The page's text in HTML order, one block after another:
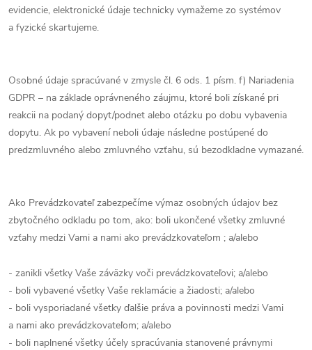
evidencie, elektronické údaje technicky vymažeme zo systémov
a fyzické skartujeme.
Osobné údaje spracúvané v zmysle čl. 6 ods. 1 písm. f) Nariadenia
GDPR – na základe oprávneného záujmu, ktoré boli získané pri
reakcii na podaný dopyt/podnet alebo otázku po dobu vybavenia
dopytu. Ak po vybavení neboli údaje následne postúpené do
predzmluvného alebo zmluvného vzťahu, sú bezodkladne vymazané.
Ako Prevádzkovateľ zabezpečíme výmaz osobných údajov bez
zbytočného odkladu po tom, ako: boli ukončené všetky zmluvné
vzťahy medzi Vami a nami ako prevádzkovateľom ; a/alebo
- zanikli všetky Vaše záväzky voči prevádzkovateľovi; a/alebo
- boli vybavené všetky Vaše reklamácie a žiadosti; a/alebo
- boli vysporiadané všetky ďalšie práva a povinnosti medzi Vami
a nami ako prevádzkovateľom; a/alebo
- boli naplnené všetky účely spracúvania stanovené právnymi